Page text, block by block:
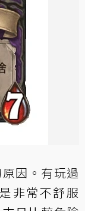
因。有玩過
非常不舒服